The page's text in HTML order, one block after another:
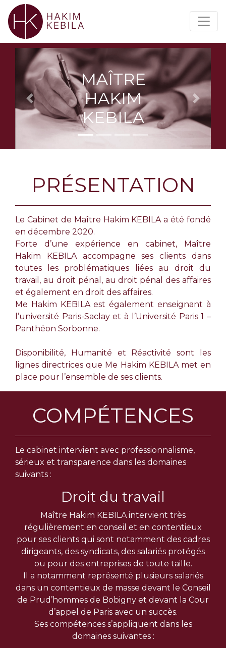
MAÎTRE
HAKIM
KEBILA
Previous Next
PRÉSENTATION
Le Cabinet de Maître Hakim KEBILA a été fondé
en décembre 2020.
Forte d’une expérience en cabinet, Maître
Hakim KEBILA accompagne ses clients dans
toutes les problématiques liées au droit du
travail, au droit pénal, au droit pénal des affaires
et également en droit des affaires.
Me Hakim KEBILA est également enseignant à
l’université Paris-Saclay et à l’Université Paris 1 –
Panthéon Sorbonne.
Disponibilité, Humanité et Réactivité sont les
lignes directrices que Me Hakim KEBILA met en
place pour l’ensemble de ses clients.
COMPÉTENCES
Le cabinet intervient avec professionnalisme,
sérieux et transparence dans les domaines
suivants :
Droit du travail
Maître Hakim KEBILA intervient très
régulièrement en conseil et en contentieux
pour ses clients qui sont notamment des cadres
dirigeants, des syndicats, des salariés protégés
ou pour des entreprises de toute taille.
Il a notamment représenté plusieurs salariés
dans un contentieux de masse devant le Conseil
de Prud’hommes de Bobigny et devant la Cour
d’appel de Paris avec un succès.
Ses compétences s’appliquent dans les
domaines suivantes :